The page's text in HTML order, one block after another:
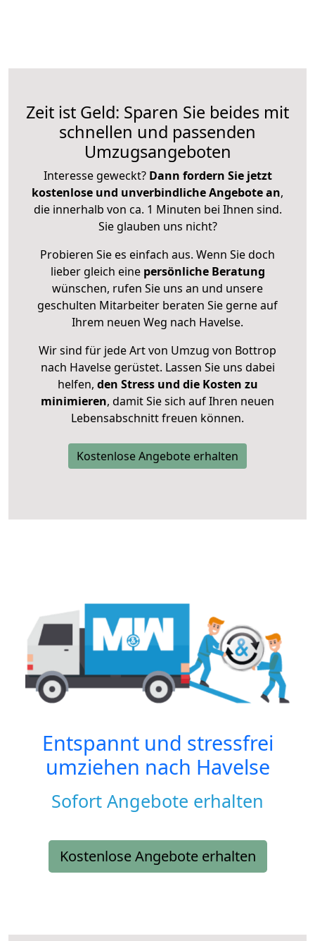
Zeit ist Geld: Sparen Sie beides mit
schnellen und passenden
Umzugsangeboten
Interesse geweckt? Dann fordern Sie jetzt
kostenlose und unverbindliche Angebote an,
die innerhalb von ca. 1 Minuten bei Ihnen sind.
Sie glauben uns nicht?
Probieren Sie es einfach aus. Wenn Sie doch
lieber gleich eine persönliche Beratung
wünschen, rufen Sie uns an und unsere
geschulten Mitarbeiter beraten Sie gerne auf
Ihrem neuen Weg nach Havelse.
Wir sind für jede Art von Umzug von Bottrop
nach Havelse gerüstet. Lassen Sie uns dabei
helfen, den Stress und die Kosten zu
minimieren, damit Sie sich auf Ihren neuen
Lebensabschnitt freuen können.
Kostenlose Angebote erhalten
Entspannt und stressfrei
umziehen nach Havelse
Sofort Angebote erhalten
Kostenlose Angebote erhalten